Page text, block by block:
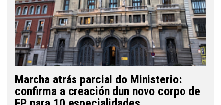
Marcha atrás parcial do Ministerio:
confirma a creación dun novo corpo de